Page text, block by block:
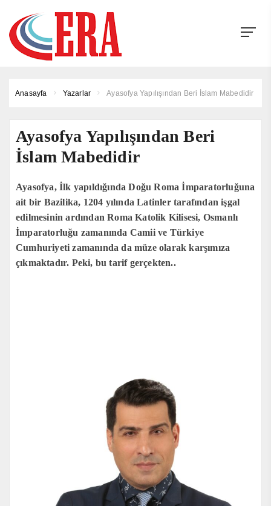
Anasayfa Yazarlar Ayasofya Yapılışından Beri İslam Mabedidir
Ayasofya Yapılışından Beri
İslam Mabedidir
Ayasofya, İlk yapıldığında Doğu Roma İmparatorluğuna
ait bir Bazilika, 1204 yılında Latinler tarafından işgal
edilmesinin ardından Roma Katolik Kilisesi, Osmanlı
İmparatorluğu zamanında Camii ve Türkiye
Cumhuriyeti zamanında da müze olarak karşımıza
çıkmaktadır. Peki, bu tarif gerçekten..